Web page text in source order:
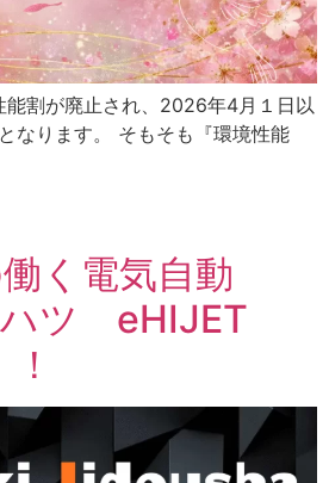
割が廃止され、2026年4月１日以
なります。 そもそも『環境性能
く電気自動
ハツ eHIJET